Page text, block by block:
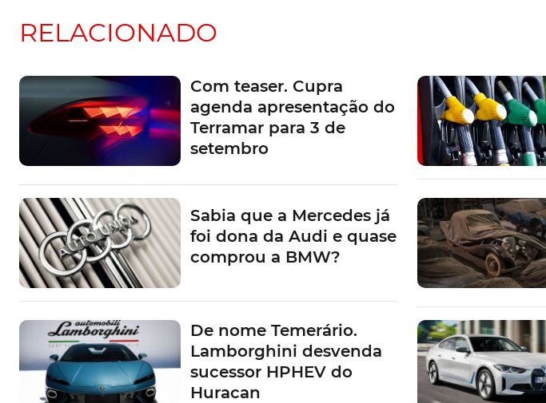
RELACIONADO
Com teaser. Cupra
agenda apresentação do
Terramar para 3 de
setembro
Sabia que a Mercedes já
foi dona da Audi e quase
comprou a BMW?
De nome Temerário.
Lamborghini desvenda
sucessor HPHEV do
Huracan